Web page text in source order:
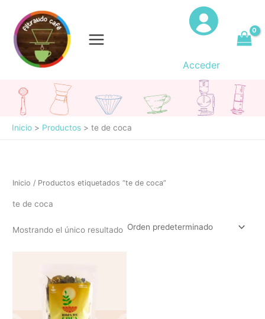
contenido
Acceder
Inicio Productos te de coca
Inicio / Productos etiquetados “te de coca”
te de coca
Mostrando el único resultado